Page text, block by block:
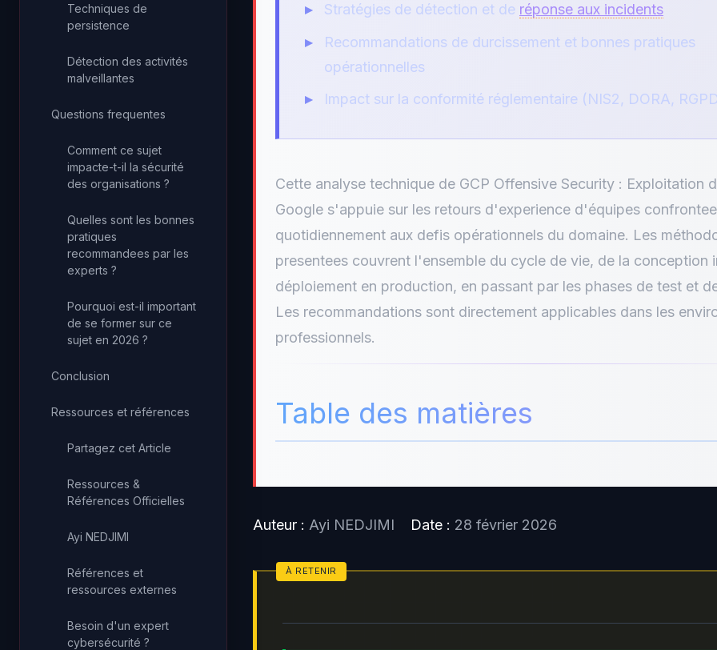
Techniques de
persistence
Détection des activités
malveillantes
Questions frequentes
Comment ce sujet
impacte-t-il la sécurité
des organisations ?
Quelles sont les bonnes
pratiques
recommandees par les
experts ?
Pourquoi est-il important
de se former sur ce
sujet en 2026 ?
Conclusion
Ressources et références
Partagez cet Article
Ressources &
Références Officielles
Ayi NEDJIMI
Références et
ressources externes
Besoin d'un expert
cybersécurité ?
Stratégies de détection et de réponse aux incidents
Recommandations de durcissement et bonnes pratiques
opérationnelles
Impact sur la conformité réglementaire (NIS2, DORA,
Cette analyse technique de GCP Offensive Security : Exploitation
Google s'appuie sur les retours d'experience d'équipes
quotidiennement aux defis opérationnels du domaine. Les
presentees couvrent l'ensemble du cycle de vie, de la conception
déploiement en production, en passant par les phases de test et
Les recommandations sont directement applicables dans les
professionnels.
Table des matières
Auteur : Ayi NEDJIMI Date : 28 février 2026